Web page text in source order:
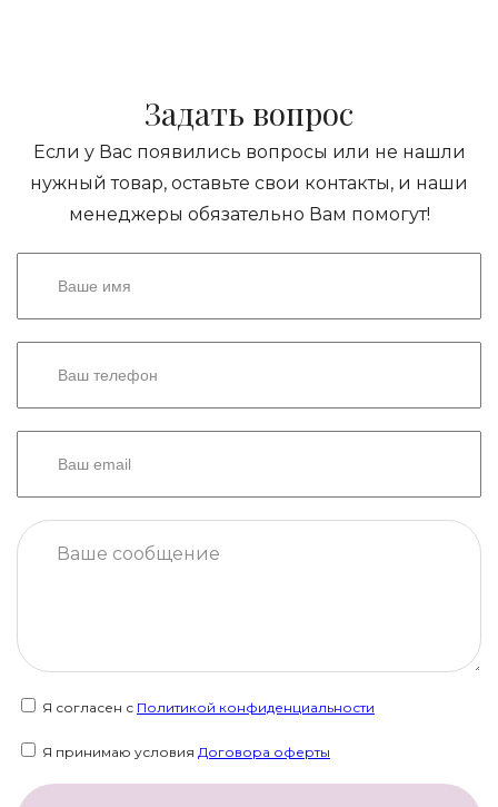
Задать вопрос
Если у Вас появились вопросы или не нашли
нужный товар, оставьте свои контакты, и наши
менеджеры обязательно Вам помогут!
Я согласен с Политикой конфиденциальности
Я принимаю условия Договора оферты